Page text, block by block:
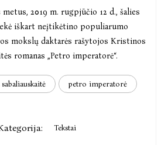
2019 m. rugpjūčio 12 d., šalies
iškart neįtikėtino populiarumo
mokslų daktarės rašytojos Kristinos
romanas „Petro imperatorė“.
petro imperatorė
Tekstai